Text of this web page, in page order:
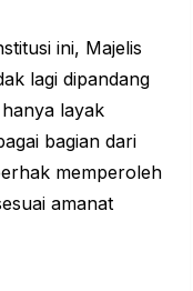
ini, Majelis
lagi dipandang
layak
bagian dari
memperoleh
amanat